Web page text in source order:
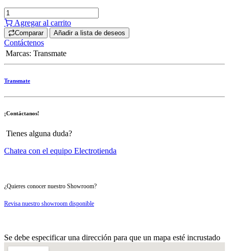
Agregar al carrito
Comparar Añadir a lista de deseos
Contáctenos
Marcas: Transmate
Transmate
¡Contáctanos!
Tienes alguna duda?
Chatea con el equipo Electrotienda
¿Quieres conocer nuestro Showroom?
Revisa nuestro showroom disponible
Se debe especificar una dirección para que un mapa esté incrustado